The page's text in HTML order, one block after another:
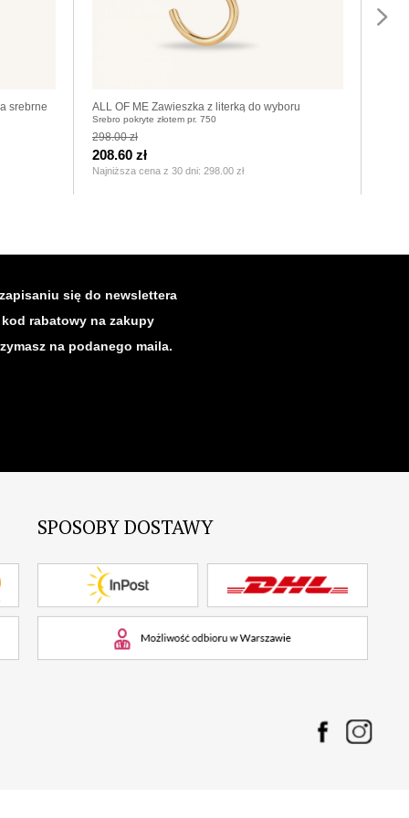
srebrne
ALL OF ME Zawieszka z literką do wyboru
pozłacaną
Srebro pokryte złotem pr. 750
298.00 zł
Najniższa cena z 30 dni: 298.00 zł
208.60 zł
się do newslettera
kod rabatowy na zakupy
na podanego maila.
SPOSOBY DOSTAWY